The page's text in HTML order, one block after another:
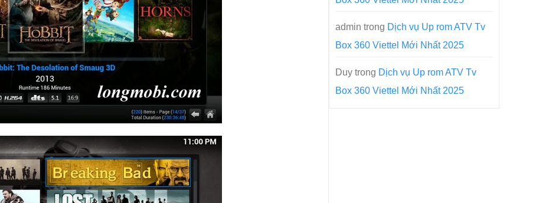
admin trong Dịch vụ Up rom ATV Tv
Box 360 Viettel Mới Nhất 2025
Duy trong Dịch vụ Up rom ATV Tv
Box 360 Viettel Mới Nhất 2025